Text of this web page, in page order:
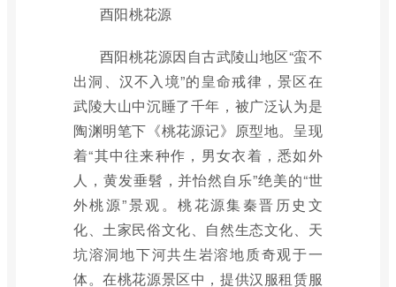
酉阳桃花源
酉阳桃花源因自古武陵山地区“蛮不
出洞、汉不入境”的皇命戒律，景区在
武陵大山中沉睡了千年，被广泛认为是
陶渊明笔下《桃花源记》原型地。呈现
着“其中往来种作，男女衣着，悉如外
人，黄发垂髫，并怡然自乐”绝美的“世
外桃源”景观。桃花源集秦晋历史文
化、土家民俗文化、自然生态文化、天
坑溶洞地下河共生岩溶地质奇观于一
体。在桃花源景区中，提供汉服租赁服